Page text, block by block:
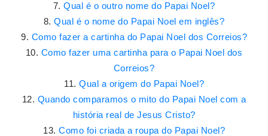
Qual é o outro nome do Papai Noel?
Qual é o nome do Papai Noel em inglês?
Como fazer a cartinha do Papai Noel dos Correios?
Como fazer uma cartinha para o Papai Noel dos
Correios?
Qual a origem do Papai Noel?
Quando comparamos o mito do Papai Noel com a
história real de Jesus Cristo?
Como foi criada a roupa do Papai Noel?